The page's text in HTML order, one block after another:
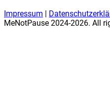
Impressum |
MeNotPause 2024-2026. All